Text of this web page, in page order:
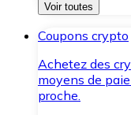
Voir toutes
Coupons crypto
Achetez des
moyens de
proche.